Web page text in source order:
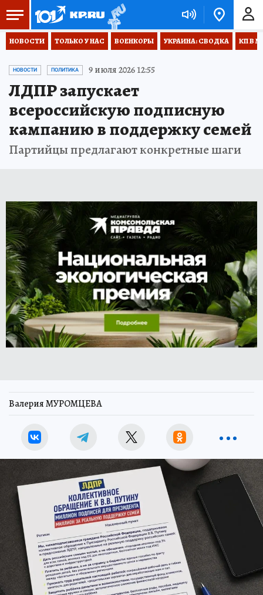
НОВОСТИ ТОЛЬКО У НАС ВОЕНКОРЫ УКРАИНА: СВОДКА КП В
НОВОСТИ ПОЛИТИКА 9 июля 2026 12:55
ЛДПР запускает
всероссийскую подписную
кампанию в поддержку семей
Партийцы предлагают конкретные шаги
Валерия МУРОМЦЕВА